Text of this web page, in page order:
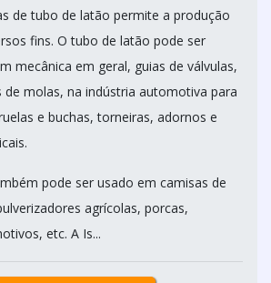
de tubo de latão permite a produção
fins. O tubo de latão pode ser
mecânica em geral, guias de válvulas,
de molas, na indústria automotiva para
e buchas, torneiras, adornos e
pode ser usado em camisas de
agrícolas, porcas,
etc. A Is...